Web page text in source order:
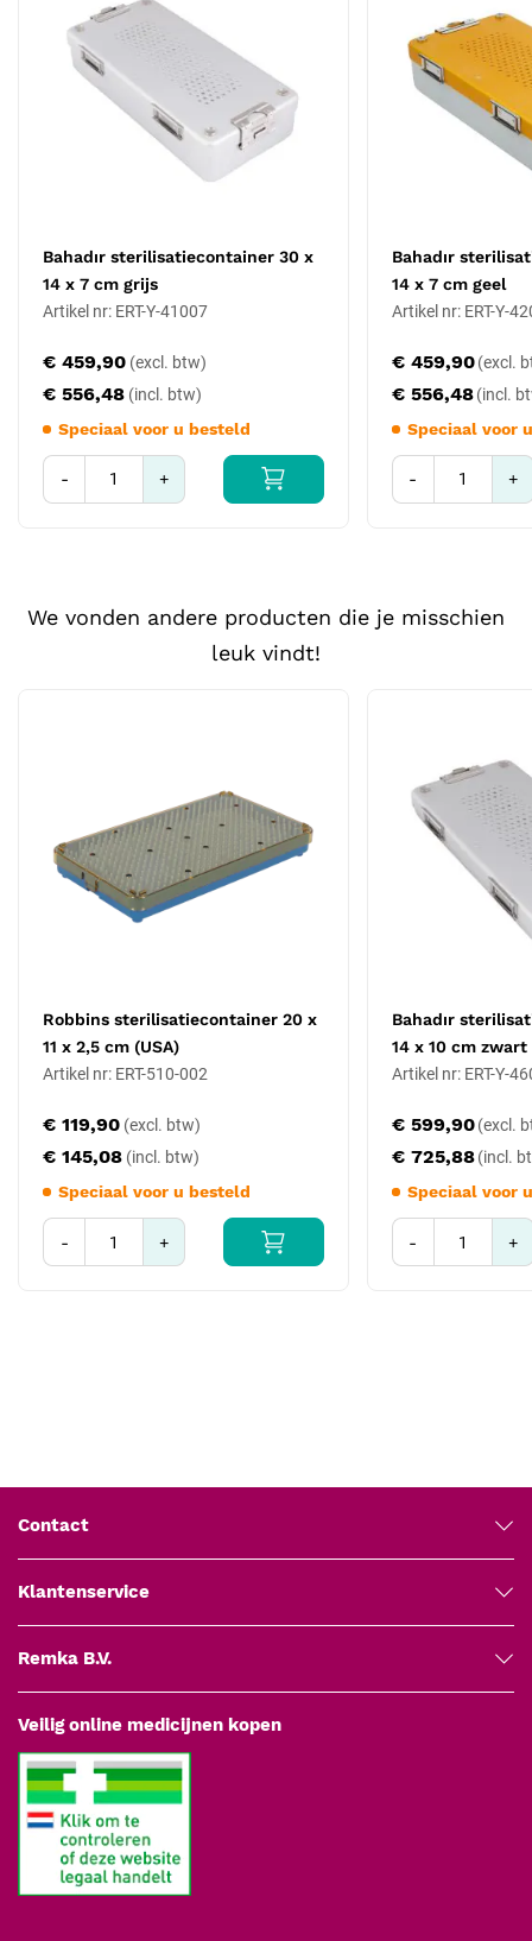
Autoclaveerbaar tot 134 °C
Volledig corrosiebestendig
Bahadır-merkkwaliteit (Turkije)
CE-gecertificeerd medisch hulpmiddel
Welke maat kiezen?
De Bahadır-containerlijn is verkrijgbaar in drie hoogtes (4 cm, 7 cm,
kleinere FUE-punches en implanters passen in de 4 cm container,
scharen en gemiddelde forcepssets in de 7 cm container, grote
forcepsen of meervoudige sets in de 10 cm container. Voor
aparte 31 x 19 x 6,5 cm uitvoering (art. ERT-Y-51006).
Kleurcodering en logistiek
Klinieken benutten de kleurcodering om visuele scheiding aan te
brengen tussen verschillende werksets. Een voorbeeld-indeling:
blauw voor FUE-set, groen voor DHI-set, rood voor reserve, grijs
Compatibiliteit en kruisverwijzingen
Robbins-alternatief (USA): art. 510-001 / 510-002 / 510-003
(incl. siliconen mat)
Voor sterilisatie: dry-air sterilizer (art. 400-001) of autoclaaf
(art. 400-011)
corrosiebestendig en blijft jarenlang in goede staat bij correcte
verzorging. Vermijd schurende reinigingsmiddelen die de poetsing
kunnen aantasten.
Bahadır sterilisatiecontainer 30 x
14 x 7 cm grijs
Artikel nr: ERT-Y-41007
€ 556,48
€ 459,90
Speciaal voor u besteld
- +
Bahadır
14 x 7 cm geel
Artikel nr: ERT-Y-
€ 556,48
€ 459,90
Speciaal voor
- +
We vonden andere producten die je misschien
leuk vindt!
Robbins sterilisatiecontainer 20 x
11 x 2,5 cm (USA)
Artikel nr: ERT-510-002
€ 145,08
€ 119,90
Speciaal voor u besteld
- +
Bahadır
14 x 10 cm zwart
Artikel nr: ERT-Y-
€ 725,88
€ 599,90
Speciaal voor
- +
Contact
Klantenservice
Remka B.V.
Veilig online medicijnen kopen